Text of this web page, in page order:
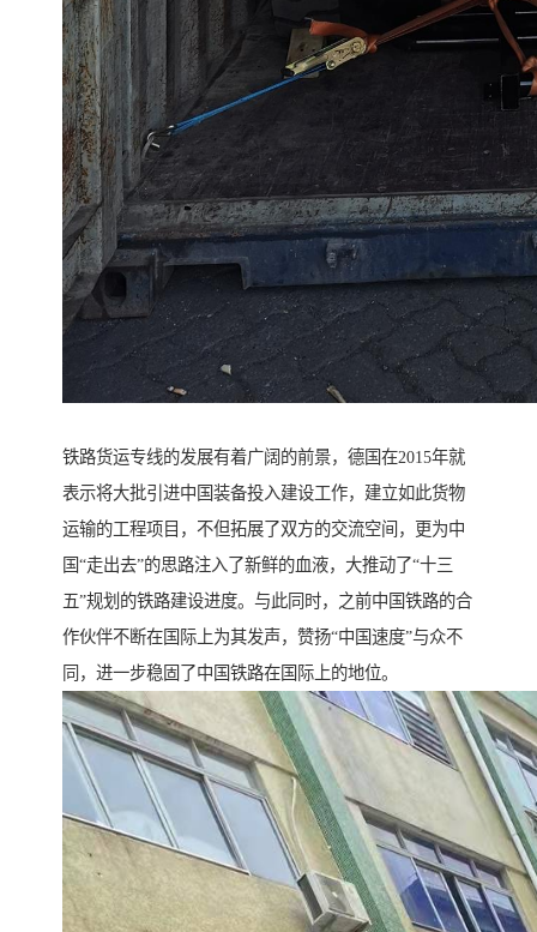
铁路货运专线的发展有着广阔的前景，德国在2015年就
表示将大批引进中国装备投入建设工作，建立如此货物
运输的工程项目，不但拓展了双方的交流空间，更为中
国“走出去”的思路注入了新鲜的血液，大推动了“十三
五”规划的铁路建设进度。与此同时，之前中国铁路的合
作伙伴不断在国际上为其发声，赞扬“中国速度”与众不
同，进一步稳固了中国铁路在国际上的地位。